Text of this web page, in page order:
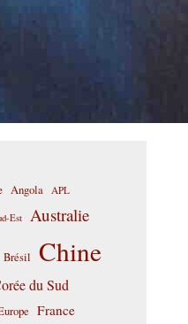
Angola APL
Est Australie
Brésil Chine
du Sud
France